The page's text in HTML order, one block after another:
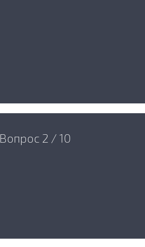
Вопрос 2 / 10